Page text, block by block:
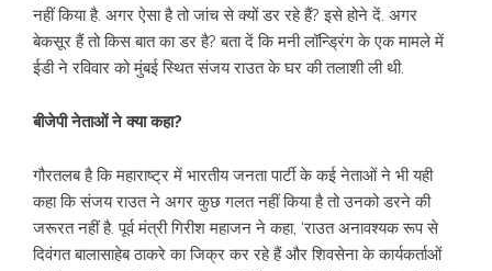
नहीं किया है. अगर ऐसा है तो जांच से क्यों डर रहे हैं? इसे होने दें. अगर
बेकसूर हैं तो किस बात का डर है? बता दें कि मनी लॉन्ड्रिंग के एक मामले में
ईडी ने रविवार को मुंबई स्थित संजय राउत के घर की तलाशी ली थी.
बीजेपी नेताओं ने क्या कहा?
गौरतलब है कि महाराष्ट्र में भारतीय जनता पार्टी के कई नेताओं ने भी यही
कहा कि संजय राउत ने अगर कुछ गलत नहीं किया है तो उनको डरने की
जरूरत नहीं है. पूर्व मंत्री गिरीश महाजन ने कहा, ‘राउत अनावश्यक रूप से
दिवंगत बालासाहेब ठाकरे का जिक्र कर रहे हैं और शिवसेना के कार्यकर्ताओं